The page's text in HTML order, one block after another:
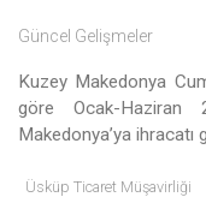
Güncel Gelişmeler
Kuzey Makedonya
göre Ocak-Haziran
Makedonya’ya ihracatı
Üsküp Ticaret Müşavirliği